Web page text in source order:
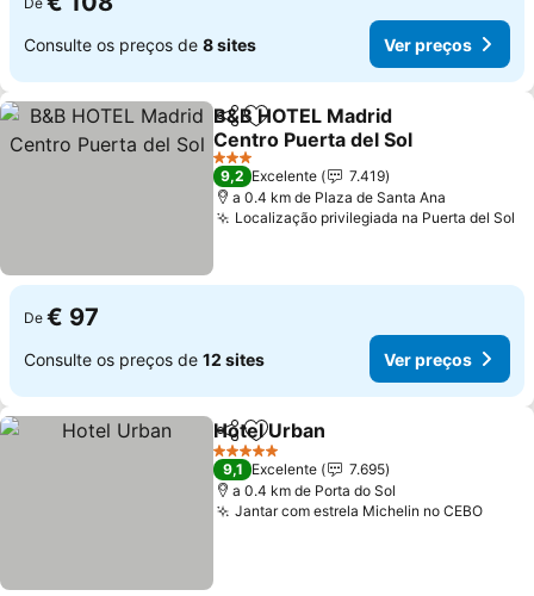
Consulte os preços de 8 sites Ver preços
PartilharAdicionar aos favoritos
B&B HOTEL Madrid
Centro Puerta del Sol
3 Estrelas
9,2 Excelente
7.419
a 0.4 km de Plaza de Santa Ana
Localização privilegiada na Puerta del Sol
De € 97
Consulte os preços de 12 sites Ver preços
PartilharAdicionar aos favoritos
Hotel Urban
5 Estrelas
9,1 Excelente
7.695
a 0.4 km de Porta do Sol
Jantar com estrela Michelin no CEBO